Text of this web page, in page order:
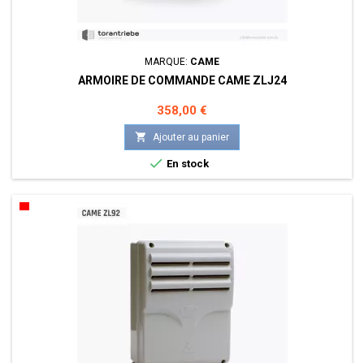
MARQUE: CAME
ARMOIRE DE COMMANDE CAME ZLJ24
Prix
358,00 €
 Ajouter au panier
 En stock